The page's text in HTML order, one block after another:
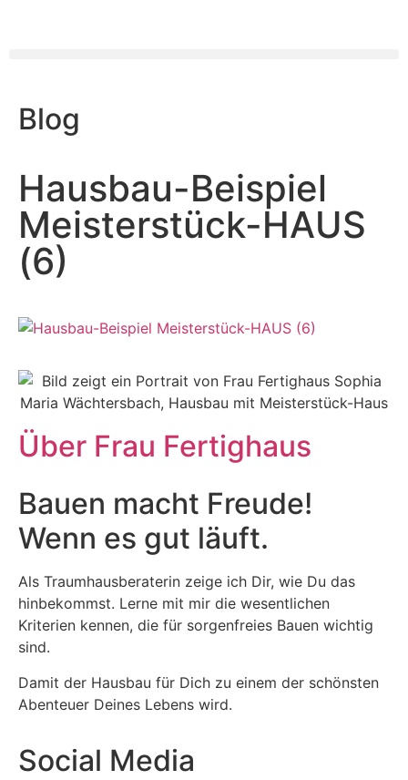
Blog
Hausbau-Beispiel
Meisterstück-HAUS
(6)
Über Frau Fertighaus
Bauen macht Freude!
Wenn es gut läuft.
Als Traumhausberaterin zeige ich Dir, wie Du das
hinbekommst. Lerne mit mir die wesentlichen
Kriterien kennen, die für sorgenfreies Bauen wichtig
sind.
Damit der Hausbau für Dich zu einem der schönsten
Abenteuer Deines Lebens wird.
Social Media